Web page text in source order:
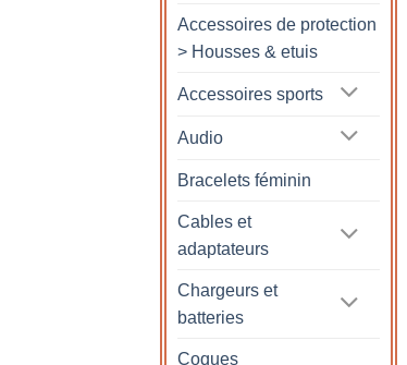
Accessoires de protection
> Housses & etuis
Accessoires sports
Audio
Bracelets féminin
Cables et
adaptateurs
Chargeurs et
batteries
Coques